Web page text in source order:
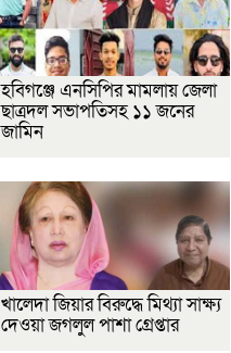
হবিগঞ্জে এনসিপির মামলায় জেলা
ছাত্রদল সভাপতিসহ ১১ জনের
জামিন
খালেদা জিয়ার বিরুদ্ধে মিথ্যা সাক্ষ্য
দেওয়া জগলুল পাশা গ্রেপ্তার